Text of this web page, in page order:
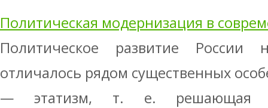
Политическая модернизация в
Политическое развитие России
отличалось рядом существенных
— этатизм, т. е. решающая